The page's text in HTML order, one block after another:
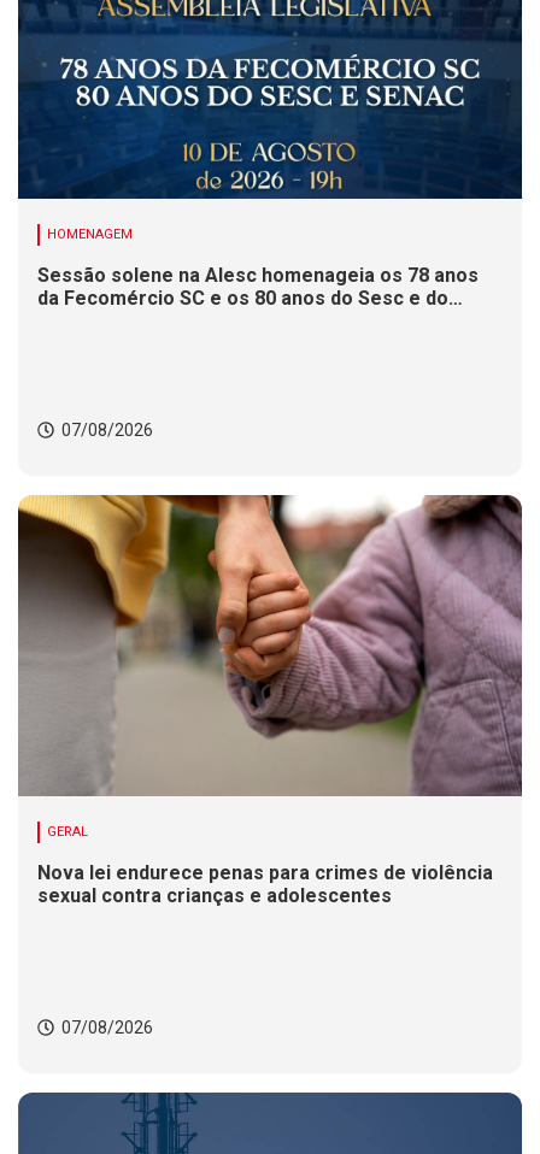
HOMENAGEM
Sessão solene na Alesc homenageia os 78 anos
da Fecomércio SC e os 80 anos do Sesc e do
07/08/2026
GERAL
Nova lei endurece penas para crimes de violência
sexual contra crianças e adolescentes
07/08/2026